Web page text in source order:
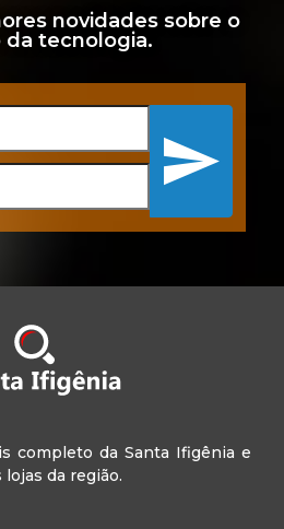
novidades sobre o
da tecnologia.
Inscreva-se
completo da Santa Ifigênia e
da região.